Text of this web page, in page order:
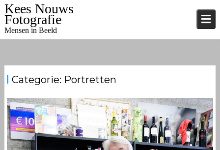
Skip
to
content
Kees Nouws
Fotografie
Mensen in Beeld
Categorie: Portretten